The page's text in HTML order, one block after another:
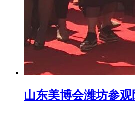
山东美博会潍坊参观